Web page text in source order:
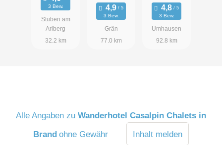
3 Bew.
Stuben am
Arlberg
32.2 km
3 Bew.
Grän
77.0 km
3 Bew.
Umhausen
92.8 km
Alle Angaben zu Wanderhotel Casalpin Chalets in
Brand ohne Gewähr Inhalt melden